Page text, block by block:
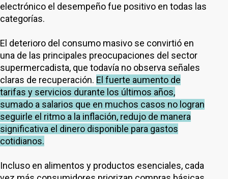
electrónico el desempeño fue positivo en todas las
categorías.
El deterioro del consumo masivo se convirtió en
una de las principales preocupaciones del sector
supermercadista, que todavía no observa señales
claras de recuperación. El fuerte aumento de
tarifas y servicios durante los últimos años,
sumado a salarios que en muchos casos no logran
seguirle el ritmo a la inflación, redujo de manera
significativa el dinero disponible para gastos
cotidianos.
Incluso en alimentos y productos esenciales, cada